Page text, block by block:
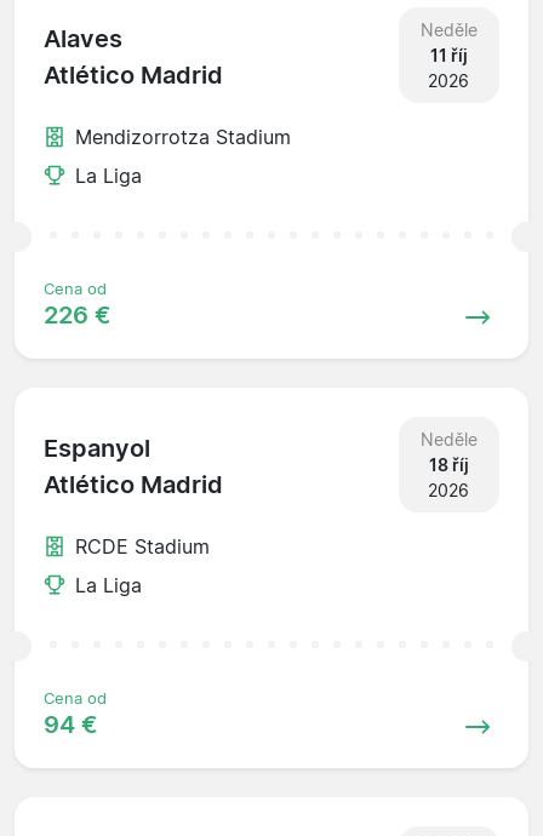
Alaves
Atlético Madrid
Neděle
11 říj
2026
Mendizorrotza Stadium
La Liga
Cena od
226 €
Espanyol
Atlético Madrid
Neděle
18 říj
2026
RCDE Stadium
La Liga
Cena od
94 €